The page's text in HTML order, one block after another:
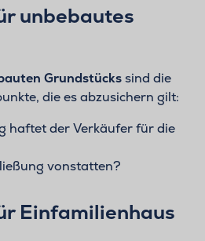
unbebautes
Grundstückssind die
die es abzusichern gilt:
haftet der Verkäufer für die
vonstatten?
Einfamilienhaus